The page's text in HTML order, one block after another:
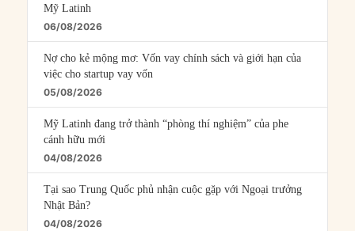
Mỹ Latinh
06/08/2026
Nợ cho kẻ mộng mơ: Vốn vay chính sách và giới hạn của
việc cho startup vay vốn
05/08/2026
Mỹ Latinh đang trở thành “phòng thí nghiệm” của phe
cánh hữu mới
04/08/2026
Tại sao Trung Quốc phủ nhận cuộc gặp với Ngoại trưởng
Nhật Bản?
04/08/2026